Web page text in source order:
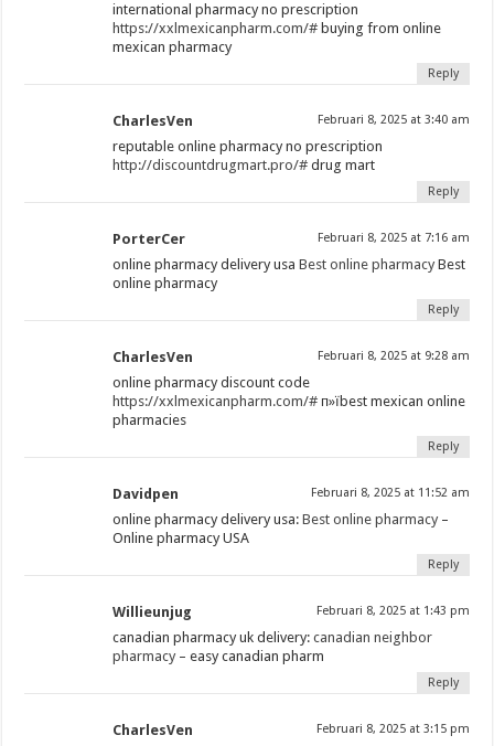
international pharmacy no prescription
https://xxlmexicanpharm.com/# buying from online
mexican pharmacy
Reply
CharlesVen Februari 8, 2025 at 3:40 am
reputable online pharmacy no prescription
http://discountdrugmart.pro/# drug mart
Reply
PorterCer Februari 8, 2025 at 7:16 am
online pharmacy delivery usaBest online pharmacy Best
online pharmacy
Reply
CharlesVen Februari 8, 2025 at 9:28 am
online pharmacy discount code
https://xxlmexicanpharm.com/# п»їbest mexican online
pharmacies
Reply
Davidpen Februari 8, 2025 at 11:52 am
online pharmacy delivery usa:Best online pharmacy –
Online pharmacy USA
Reply
Willieunjug Februari 8, 2025 at 1:43 pm
canadian pharmacy uk delivery:canadian neighbor
pharmacy – easy canadian pharm
Reply
CharlesVen Februari 8, 2025 at 3:15 pm